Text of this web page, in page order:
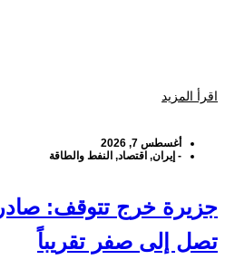
اقرأ المزيد
أغسطس 7, 2026
- إيران, اقتصاد, النفط والطاقة
جزيرة خرج تتوقف:
تصل إلى صفر تقريباً